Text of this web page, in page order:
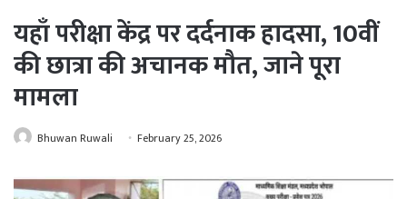
यहाँ परीक्षा केंद्र पर दर्दनाक हादसा, 10वीं
की छात्रा की अचानक मौत, जाने पूरा
मामला
Bhuwan Ruwali February 25, 2026